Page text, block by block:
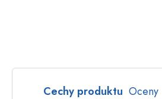
Cechy produktu Oceny